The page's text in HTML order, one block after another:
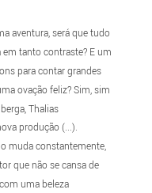
aventura, será que tudo
tanto contraste? E um
para contar grandes
ovação feliz? Sim, sim
Thalias
produção (...).
muda constantemente,
que não se cansa de
uma beleza